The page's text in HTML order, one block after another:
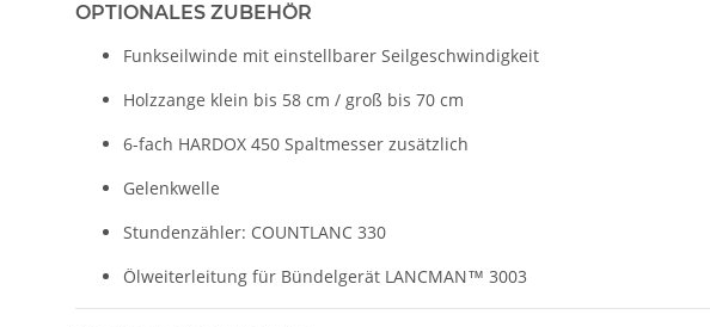
OPTIONALES ZUBEHÖR
Funkseilwinde mit einstellbarer Seilgeschwindigkeit
Holzzange klein bis 58 cm / groß bis 70 cm
6-fach HARDOX 450 Spaltmesser zusätzlich
Gelenkwelle
Stundenzähler: COUNTLANC 330
Ölweiterleitung für Bündelgerät LANCMAN™ 3003